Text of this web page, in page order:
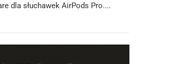
dla słuchawek AirPods Pro....